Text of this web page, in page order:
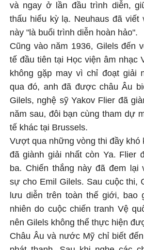
và ngay ở lần đầu trình diễn,
thấu hiểu kỳ lạ. Neuhaus đã viết
này "là buổi trình diễn hoàn hảo".
Cũng vào năm 1936, Gilels đến
tế đầu tiên tại Học viện âm nhạc
không gặp may vì chỉ đoạt giải
qua đó, anh đã được châu Âu
Gilels, nghệ sỹ Yakov Flier đã
năm sau, đôi bạn cùng tham dự
tế khác tại Brussels.
Vượt qua những vòng thi đầy khó
đã giành giải nhất còn Ya. Flier
ba. Chiến thắng này đã đem lại
sự cho Emil Gilels. Sau cuộc thi,
lưu diễn trên toàn thế giới, bao
nhiên do cuộc chiến tranh Vệ
nên Gilels không thể thực hiện
Châu Âu và nước Mỹ chỉ biết